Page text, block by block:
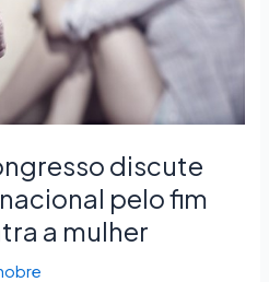
discute
pelo fim
a mulher